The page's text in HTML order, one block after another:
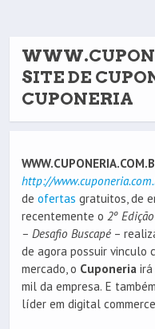
SITE DE
CUPONERIA
http://
de ofertas gratuitos, de
recentemente o 2º
– Desafio Buscapé –
de agora possuir vinculo
mercado, o Cuponeria
mil da empresa. E
líder em digital